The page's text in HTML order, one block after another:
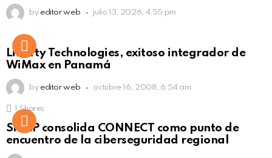
by editor web julio 13, 2026, 4:55 pm
Liberty Technologies, exitoso integrador de
WiMax en Panamá
by editor web octubre 16, 2008, 6:54 am
Click to view this post
Shares
SISAP consolida CONNECT como punto de
encuentro de la ciberseguridad regional